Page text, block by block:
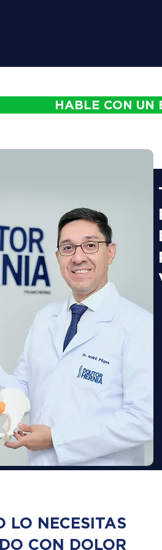
HABLE CON UN
LO NECESITAS
CON DOLOR